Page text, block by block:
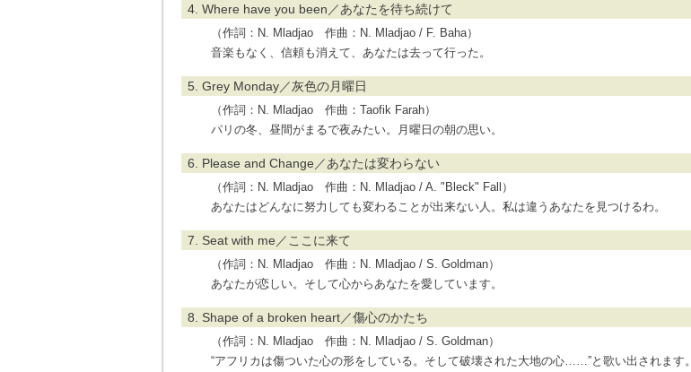
4. Where have you been／あなたを待ち続けて
（作詞：N. Mladjao 作曲：N. Mladjao / F. Baha）
音楽もなく、信頼も消えて、あなたは去って行った。
5. Grey Monday／灰色の月曜日
（作詞：N. Mladjao 作曲：Taofik Farah）
パリの冬、昼間がまるで夜みたい。月曜日の朝の思い。
6. Please and Change／あなたは変わらない
（作詞：N. Mladjao 作曲：N. Mladjao / A. "Bleck" Fall）
あなたはどんなに努力しても変わることが出来ない人。私は違うあなたを見つけるわ。
7. Seat with me／ここに来て
（作詞：N. Mladjao 作曲：N. Mladjao / S. Goldman）
あなたが恋しい。そして心からあなたを愛しています。
8. Shape of a broken heart／傷心のかたち
（作詞：N. Mladjao 作曲：N. Mladjao / S. Goldman）
“アフリカは傷ついた心の形をしている。そして破壊された大地の心……”と歌い出されます。